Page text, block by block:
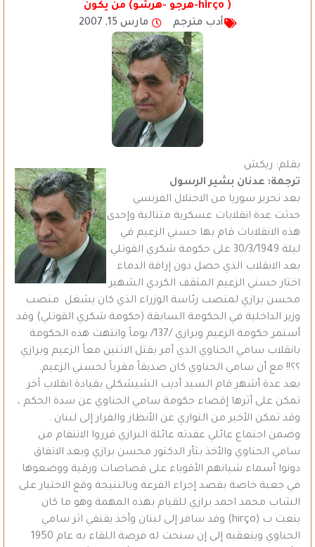
( hirço-هرجو -هرشو) من يكون
أدب مترجم
مارس 15, 2007
بقلم: ريكش
ترجمة: عدنان بشير الرسول
بعد تحرير سوريا من الاحتلال الفرنسي
حدثت عدة انقلابات عسكرية متتالية وإحدى
هذه الانقلابات قام بها حسني الزعيم في
ليلة 30/3/1949 على حكومة شكري القوتلي.
بعد الانقلاب الذي حصل دون إراقة الدماء
اختار حسني الزعيم المثقف الكردي الشهير
محسن برازي لمنصب رئاسة الوزراء الذي كان يشغل منصب
وزير الداخلية في الحكومة السابقة (حكومة شكري القوتلي) وقد
أستمر حكومة الزعيم وبرازي /137/ يوماً وانتهت هذه الحكومة
بانقلاب سامي الحناوي الذي أمر بقتل الاثنين معاً الزعيم وبرازي
؟؟!! مع أن سامي الحناوي كان صديقاً مقرباً لحسني الزعيم.
بعد عدة أشهر قام السيد أديب الشيشكلي بقيادة انقلاب آخر
تمكن على أثرها إقصاء حكومة سامي الحناوي عن سدة الحكم ،
وقد تمكن الأخير من التواري عن الأنظار والفرار إلى لبنان .
وضمن اجتماع عائلي عقدته عائلة البرازي قرروا الانتقام من
سامي الحناوي والأخذ بثأر الدكتور محسن برازي وبعد الاتفاق
دونوا أسماء شبانهم الأقوياء على قصاصات ورقية ووضعوها
في جعبة خاصة بقصد إجراء القرعة وبالنتيجة وقع الاختيار على
الشاب محمد احمد برازي للقيام بهذه المهمة وهو ما كان
ينعت ب (hirço) وقد سافر إلى لبنان وأخذ يقتفي اثر سامي
الحناوي ويتعقبه إلى إن سنحت له فرصة اللقاء به عام 1950